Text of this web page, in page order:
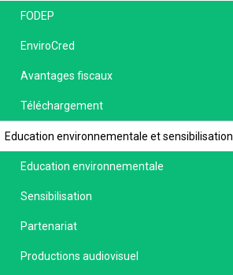
FODEP
EnviroCred
Avantages fiscaux
Téléchargement
Education environnementale et sensibilisation
Education environnementale
Sensibilisation
Partenariat
Productions audiovisuel